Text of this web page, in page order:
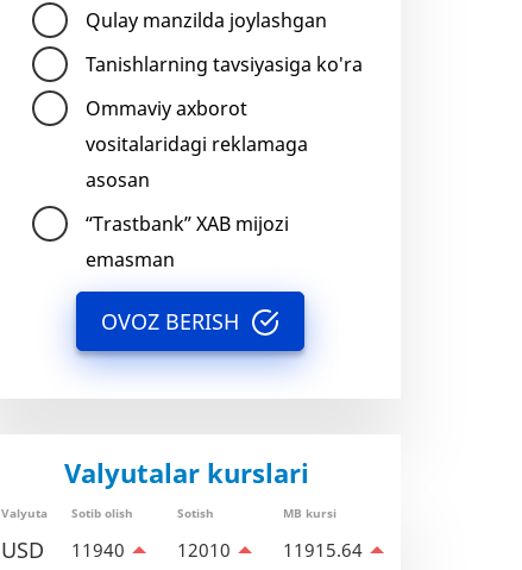
Qulay manzilda joylashgan
Tanishlarning tavsiyasiga ko'ra
Ommaviy axborot
vositalaridagi reklamaga
asosan
“Trastbank” XAB mijozi
emasman
OVOZ BERISH
Valyutalar kurslari
Valyuta Sotib olish Sotish MB kursi
USD 11940 12010 11915.64